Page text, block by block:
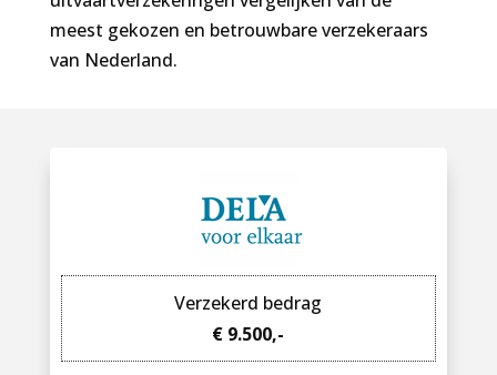
meest gekozen en betrouwbare verzekeraars
van Nederland.
Verzekerd bedrag
€ 9.500,-